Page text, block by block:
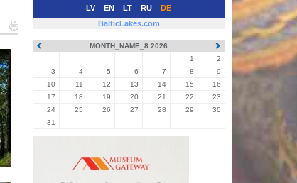
LV EN LT RU DE
BalticLakes.com
MONTH_NAME_8 2026
1
2
3
4 5 6 7 8
9
10
11 12 13 14 15
16
17
18 19 20 21 22
23
24
25 26 27 28 29
30
31